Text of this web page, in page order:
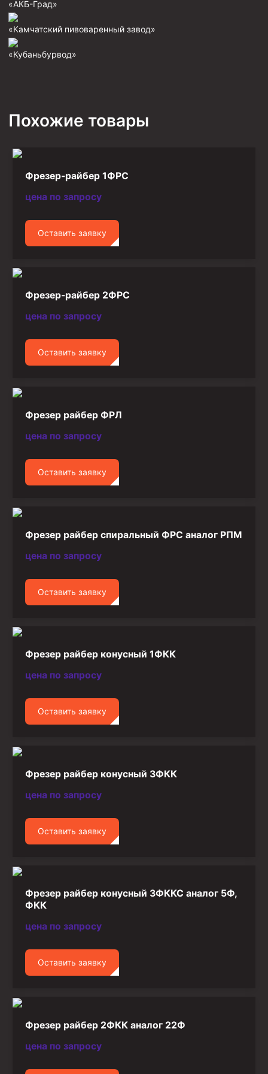
Стропы цепные
Канаты стальные
Элементы линии обвязки
«АКБ-Град»
«Камчатский пивоваренный завод»
«Кубаньбурвод»
Похожие товары
Фрезер-райбер 1ФРС
цена по запросу
Оставить заявку
Фрезер-райбер 2ФРС
цена по запросу
Оставить заявку
Фрезер райбер ФРЛ
цена по запросу
Оставить заявку
Фрезер райбер спиральный ФРС аналог РПМ
цена по запросу
Оставить заявку
Фрезер райбер конусный 1ФКК
цена по запросу
Оставить заявку
Фрезер райбер конусный 3ФКК
цена по запросу
Оставить заявку
Фрезер райбер конусный 3ФККС аналог 5Ф,
ФКК
цена по запросу
Оставить заявку
Фрезер райбер 2ФКК аналог 22Ф
цена по запросу